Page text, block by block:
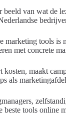
van wat de
marketing tools is
met concrete
kosten, maakt
als
beste tools